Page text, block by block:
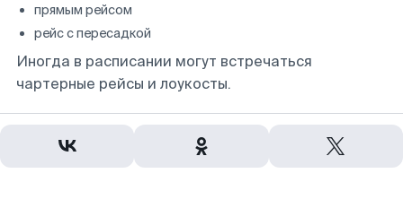
прямым рейсом
рейс с пересадкой
Иногда в расписании могут встречаться
чартерные рейсы и лоукосты.